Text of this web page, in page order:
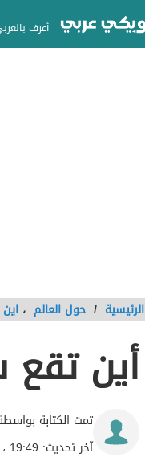
أعرف
الرئيسية / حول العالم ،
أين تقع
تمت الكتابة
آخر تحديث: 19:49 ، 15 فبراير 2021